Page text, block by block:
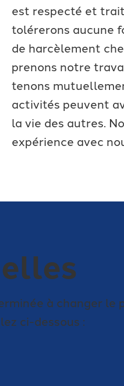
est respecté et
tolérerons aucune
de harcèlement
prenons notre
tenons
activités peuvent
la vie des autres.
expérience avec
à changer le
ci-dessous :